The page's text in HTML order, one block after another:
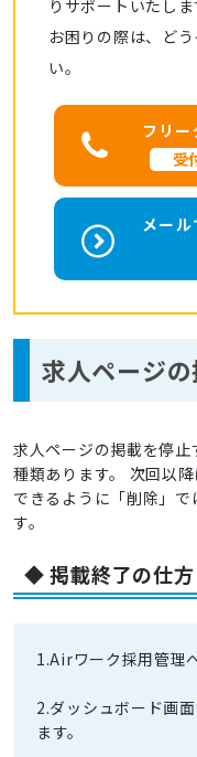
りサポートいたしま
お困りの際は、ど
い。
フリ
受
メー
求人ページ
求人ページの掲載を停
種類あります。 次回以
できるように「削除」
す。
◆ 掲載終了の仕方
1.Airワーク採用管理
2.ダッシュボード画
ます。